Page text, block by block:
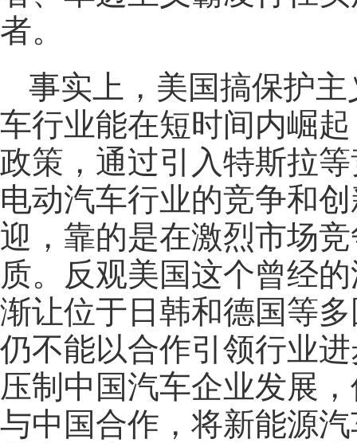
者。
事实上，美国搞保护
车行业能在短时间内崛
政策，通过引入特斯拉
电动汽车行业的竞争和
迎，靠的是在激烈市场
质。反观美国这个曾经
渐让位于日韩和德国等
仍不能以合作引领行业
压制中国汽车企业发展
与中国合作，将新能源